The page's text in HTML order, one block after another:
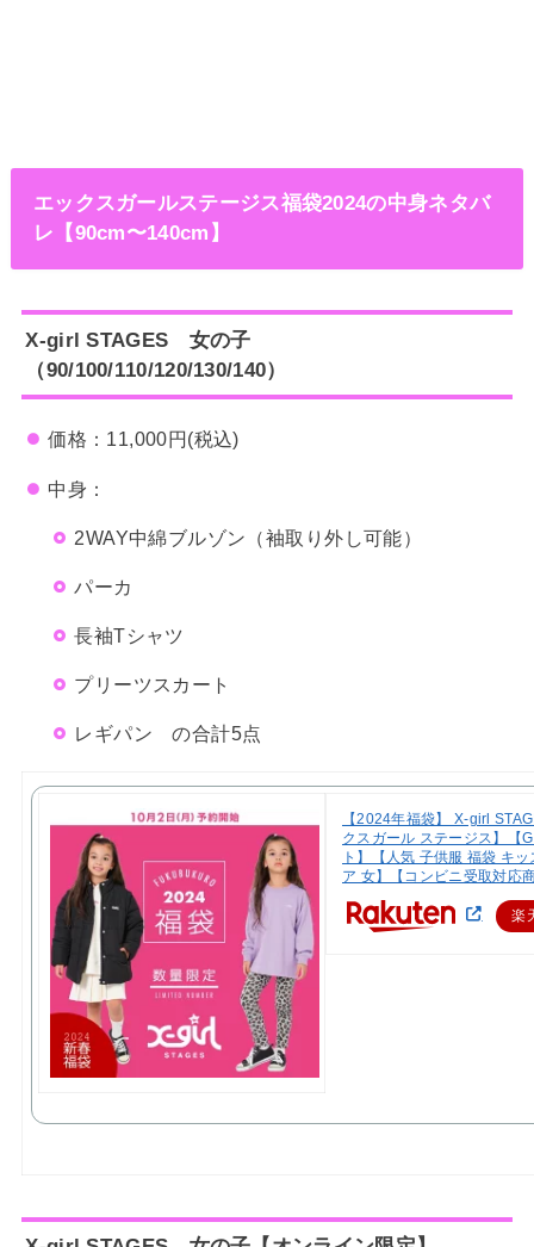
エックスガールステージス福袋2024の中身ネタバ
レ【90cm〜140cm】
X-girl STAGES 女の子
（90/100/110/120/130/140）
価格：11,000円(税込)
中身：
2WAY中綿ブルゾン（袖取り外し可能）
パーカ
長袖Tシャツ
プリーツスカート
レギパン の合計5点
【2024年福袋】 X-girl
クスガール ステージス】【
ト】【人気 子供服 福袋 キ
ア 女】【コンビニ受取対応
楽